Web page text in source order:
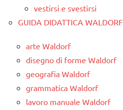
vestirsi e svestirsi
GUIDA DIDATTICA WALDORF
arte Waldorf
disegno di forme Waldorf
geografia Waldorf
grammatica Waldorf
lavoro manuale Waldorf